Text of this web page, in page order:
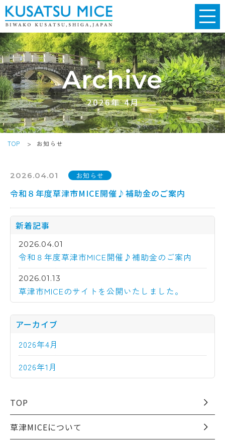
Archive
2026年 4月
TOP > お知らせ
2026.04.01 お知らせ
令和８年度草津市MICE開催♪補助金のご案内
新着記事
2026.04.01
令和８年度草津市MICE開催♪補助金のご案内
2026.01.13
草津市MICEのサイトを公開いたしました。
アーカイブ
2026年4月
2026年1月
TOP
草津MICEについて